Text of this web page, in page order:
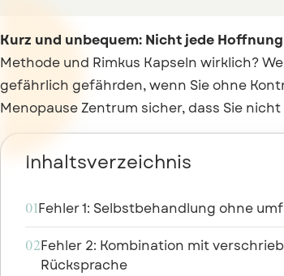
Kurz und unbequem: Nicht jede
Methode und Rimkus Kapseln wirklich?
gefährlich gefährden, wenn Sie ohne
Menopause Zentrum sicher, dass Sie
Inhaltsverzeichnis
01Fehler 1: Selbstbehandlung ohne
02Fehler 2: Kombination mit
Rücksprache